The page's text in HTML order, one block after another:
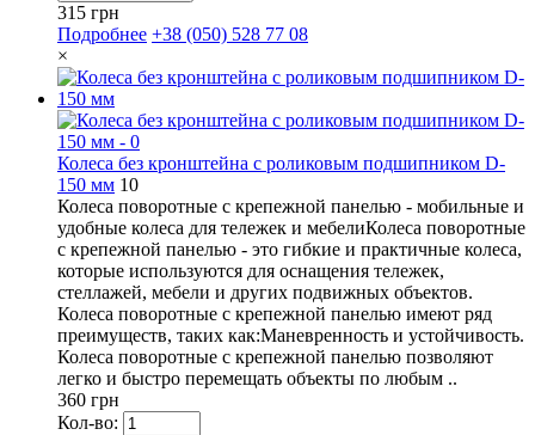
315 грн
Подробнее +38 (050) 528 77 08
×
Колеса без кронштейна с роликовым подшипником D-
150 мм 10
Колеса поворотные с крепежной панелью - мобильные и
удобные колеса для тележек и мебелиКолеса поворотные
с крепежной панелью - это гибкие и практичные колеса,
которые используются для оснащения тележек,
стеллажей, мебели и других подвижных объектов.
Колеса поворотные с крепежной панелью имеют ряд
преимуществ, таких как:Маневренность и устойчивость.
Колеса поворотные с крепежной панелью позволяют
легко и быстро перемещать объекты по любым ..
360 грн
Кол-во: